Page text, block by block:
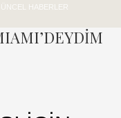
HABERLER